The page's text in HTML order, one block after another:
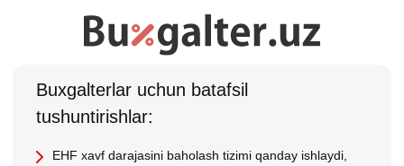
Buхgalterlar uchun batafsil
tushuntirishlar:
EHF хavf darajasini baholash tizimi qanday ishlaydi,